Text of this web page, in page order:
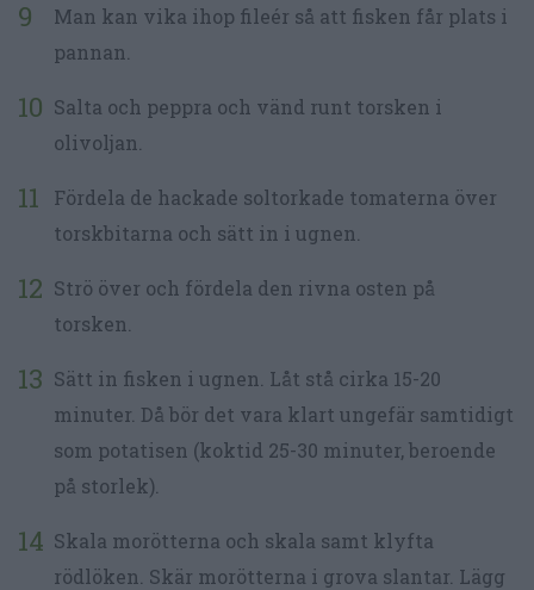
Man kan vika ihop fileér så att fisken får plats i
pannan.
Salta och peppra och vänd runt torsken i
olivoljan.
Fördela de hackade soltorkade tomaterna över
torskbitarna och sätt in i ugnen.
Strö över och fördela den rivna osten på
torsken.
Sätt in fisken i ugnen. Låt stå cirka 15-20
minuter. Då bör det vara klart ungefär samtidigt
som potatisen (koktid 25-30 minuter, beroende
på storlek).
Skala morötterna och skala samt klyfta
rödlöken. Skär morötterna i grova slantar. Lägg